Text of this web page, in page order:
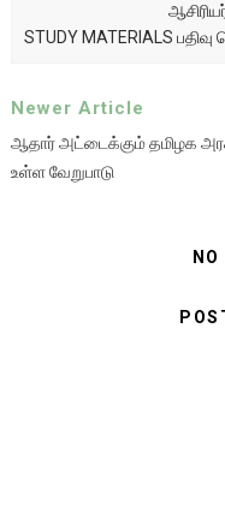
STUDY MATERIALS பதிவு
Newer Article
ஆதார் அட்டைக்கும் தமிழக
உள்ள வேறுபாடு